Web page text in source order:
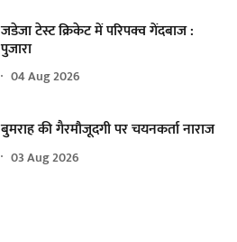
जडेजा टेस्ट क्रिकेट में परिपक्व गेंदबाज :
पुजारा
04 Aug 2026
बुमराह की गैरमौजूदगी पर चयनकर्ता नाराज
03 Aug 2026